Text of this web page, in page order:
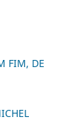
FIM, DE